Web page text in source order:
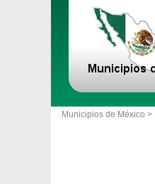
Municipios de México >